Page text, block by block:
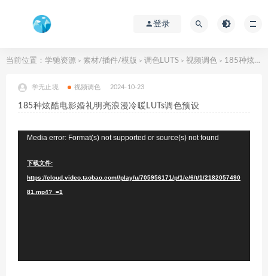
登录
当前位置： 学驰资源 > 素材/插件/模版 > 调色LUTS > 视频调色 > 185种炫酷电影婚礼明亮浪漫冷暖LUTs调色预设
学无止境 视频调色 2024-10-23
185种炫酷电影婚礼明亮浪漫冷暖LUTs调色预设
Media error: Format(s) not supported or source(s) not found
下载文件:
https://cloud.video.taobao.com//play/u/705956171/p/1/e/6/t/1/2182057490
81.mp4?_=1